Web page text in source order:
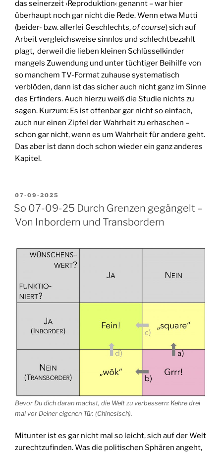
das seinerzeit ›Reproduktion‹ genannt – war hier
überhaupt noch gar nicht die Rede. Wenn etwa Mutti
(beider- bzw. allerlei Geschlechts,of course) sich auf
Arbeit vergleichsweise sinnlos und schlechtbezahlt
plagt, derweil die lieben kleinen Schlüsselkinder
mangels Zuwendung und unter tüchtiger Beihilfe von
so manchem TV-Format zuhause systematisch
verblöden, dann ist das sicher auch nicht ganz im Sinne
des Erfinders. Auch hierzu weiß die Studie nichts zu
sagen. Kurzum: Es ist offenbar gar nicht so einfach,
auch nur einen Zipfel der Wahrheit zu erhaschen –
schon gar nicht, wenn es um Wahrheit für andere geht.
Das aber ist dann doch schon wieder ein ganz anderes
Kapitel.
VERÖFFENTLICHT
AM
07-09-2025
So 07-09-25 Durch Grenzen gegängelt –
Von Inbordern und Transbordern
Bevor Du dich daran machst, die Welt zu verbessern: Kehre drei
mal vor Deiner eigenen Tür. (Chinesisch).
Mitunter ist es gar nicht mal so leicht, sich auf der Welt
zurechtzufinden. Was die politischen Sphären angeht,